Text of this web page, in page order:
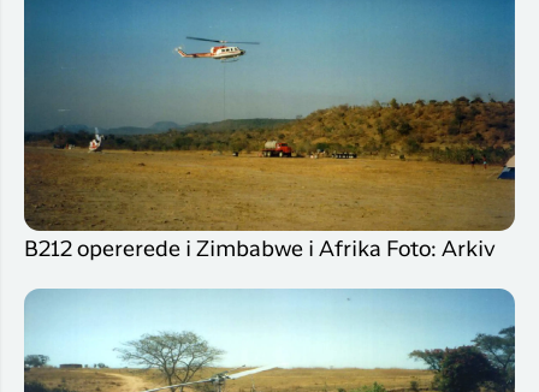
B212 opererede i Zimbabwe i Afrika Foto: Arkiv